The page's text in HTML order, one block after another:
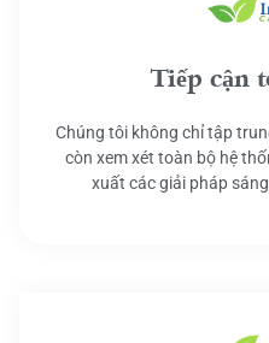
Tiếp cận
Chúng tôi không chỉ tập
còn xem xét toàn bộ hệ
xuất các giải pháp